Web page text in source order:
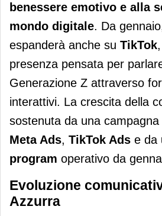
benessere emotivo e alla
mondo digitale. Da
espanderà anche su TikTok
presenza pensata per
Generazione Z attraverso
interattivi. La crescita della
sostenuta da una
Meta Ads, TikTok Ads e da
program operativo da
Evoluzione
Azzurra